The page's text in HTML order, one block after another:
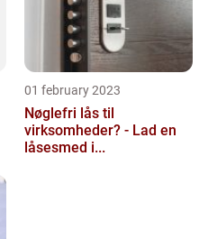
01 february 2023
Nøglefri lås til
virksomheder? - Lad en
låsesmed i...